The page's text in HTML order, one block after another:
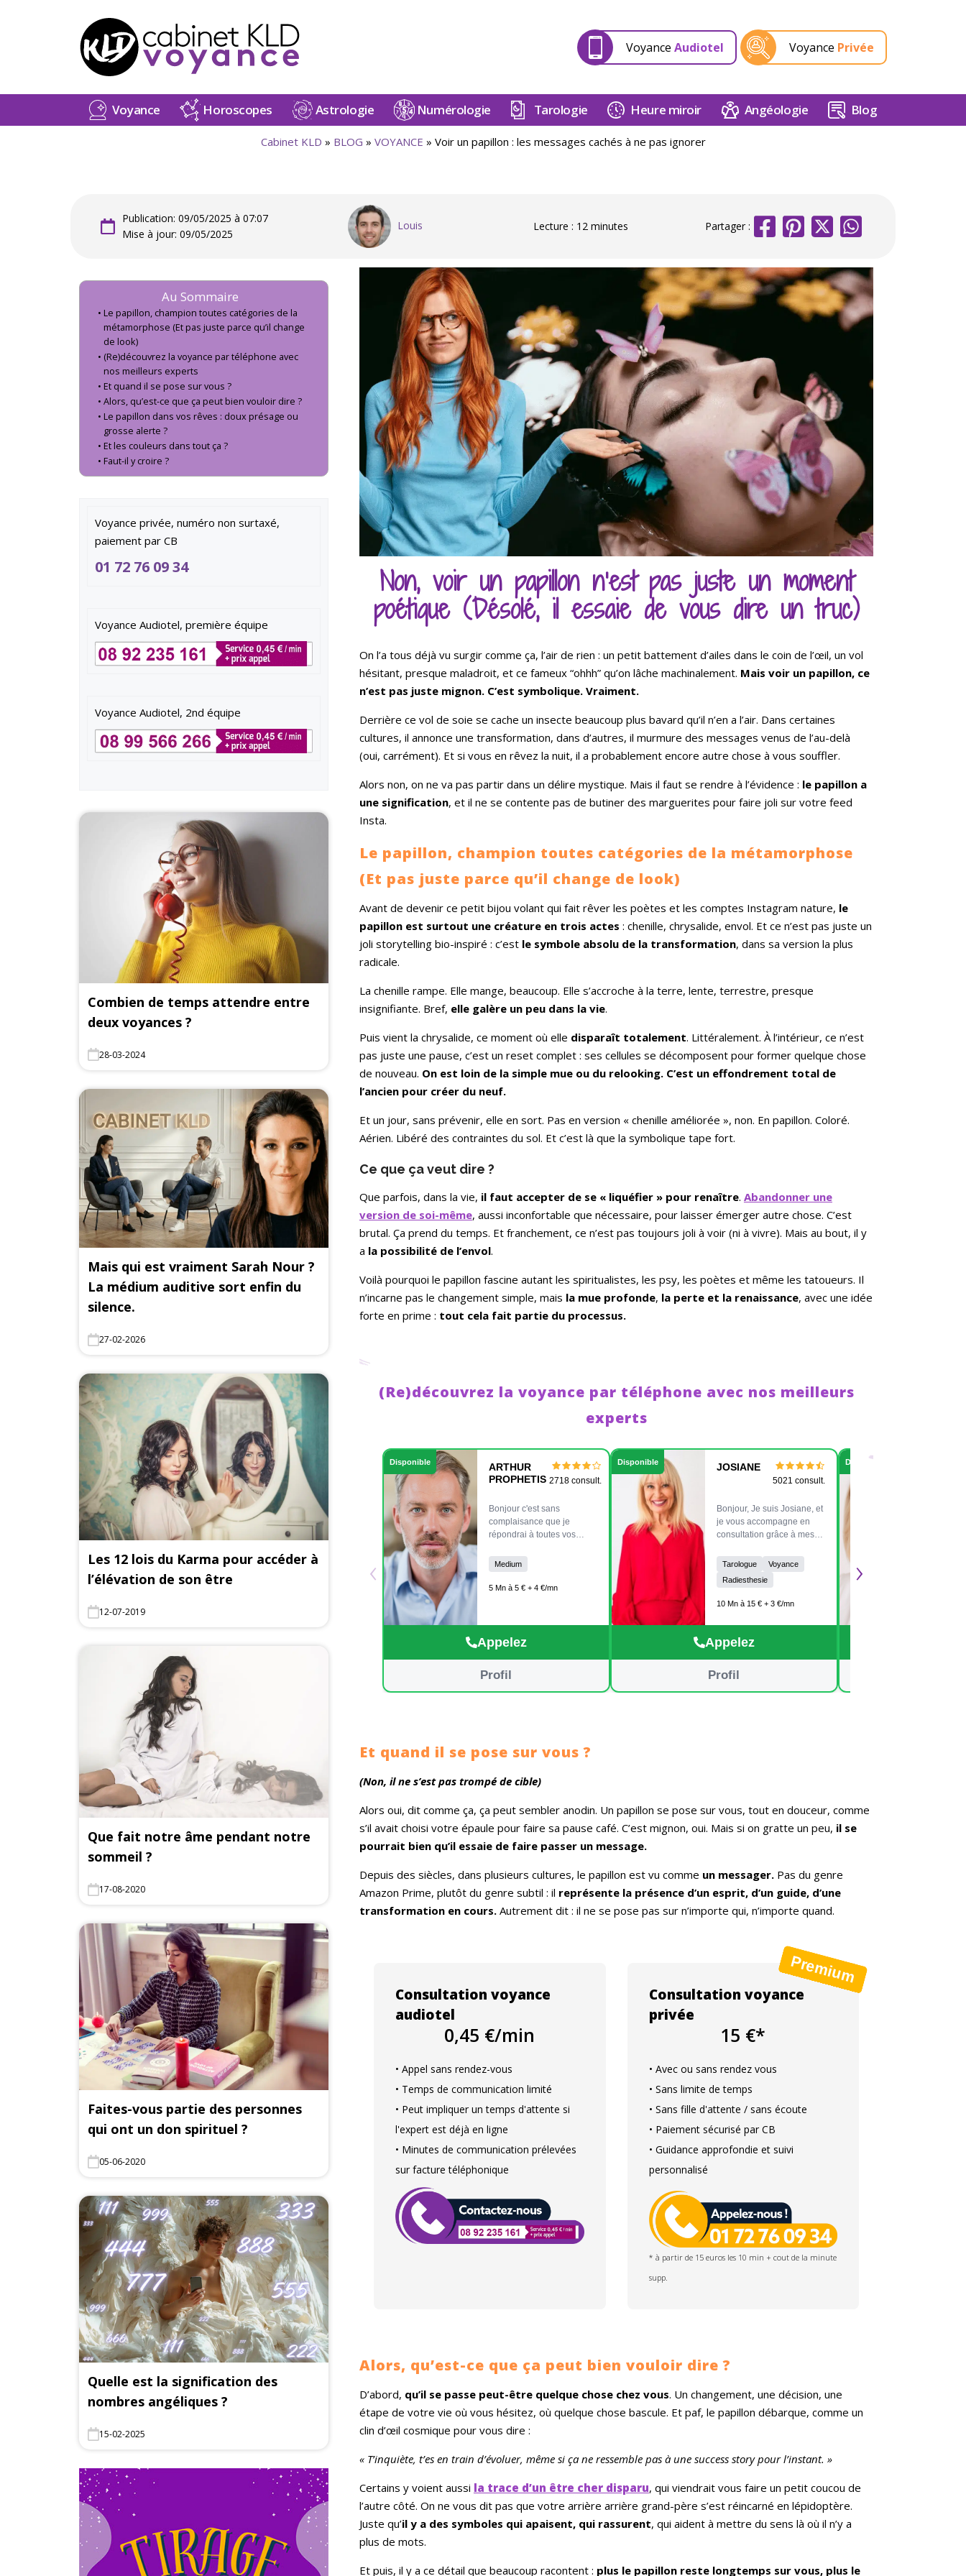
Voyance Audiotel Voyance Privée
Voyance Horoscopes Astrologie Numérologie Tarologie Heure miroir Angéologie Blog
Cabinet KLD » BLOG » VOYANCE » Voir un papillon : les messages cachés à ne pas ignorer
Publication: 09/05/2025 à 07:07
Mise à jour: 09/05/2025
Louis Lecture : 12 minutes Partager :
Au Sommaire
Le papillon, champion toutes catégories de la
métamorphose (Et pas juste parce qu’il change
de look)
(Re)découvrez la voyance par téléphone avec
nos meilleurs experts
Et quand il se pose sur vous ?
Alors, qu’est-ce que ça peut bien vouloir dire ?
Le papillon dans vos rêves : doux présage ou
grosse alerte ?
Et les couleurs dans tout ça ?
Faut-il y croire ?
Voyance privée, numéro non surtaxé,
paiement par CB
01 72 76 09 34
Voyance Audiotel, première équipe
Voyance Audiotel, 2nd équipe
Combien de temps attendre entre
deux voyances ?
28-03-2024
Mais qui est vraiment Sarah Nour ?
La médium auditive sort enfin du
silence.
27-02-2026
Les 12 lois du Karma pour accéder à
l’élévation de son être
12-07-2019
Que fait notre âme pendant notre
sommeil ?
17-08-2020
Faites-vous partie des personnes
qui ont un don spirituel ?
05-06-2020
Quelle est la signification des
nombres angéliques ?
15-02-2025
Non, voir un papillon n’est pas juste un moment
poétique (Désolé, il essaie de vous dire un truc)
On l’a tous déjà vu surgir comme ça, l’air de rien : un petit battement d’ailes dans le coin de l’œil, un vol
hésitant, presque maladroit, et ce fameux “ohhh” qu’on lâche machinalement. Mais voir un papillon, ce
n’est pas juste mignon. C’est symbolique. Vraiment.
Derrière ce vol de soie se cache un insecte beaucoup plus bavard qu’il n’en a l’air. Dans certaines
cultures, il annonce une transformation, dans d’autres, il murmure des messages venus de l’au-delà
(oui, carrément). Et si vous en rêvez la nuit, il a probablement encore autre chose à vous souffler.
Alors non, on ne va pas partir dans un délire mystique. Mais il faut se rendre à l’évidence : le papillon a
une signification, et il ne se contente pas de butiner des marguerites pour faire joli sur votre feed
Insta.
Le papillon, champion toutes catégories de la métamorphose
(Et pas juste parce qu’il change de look)
Avant de devenir ce petit bijou volant qui fait rêver les poètes et les comptes Instagram nature, le
papillon est surtout une créature en trois actes : chenille, chrysalide, envol. Et ce n’est pas juste un
joli storytelling bio-inspiré : c’est le symbole absolu de la transformation, dans sa version la plus
radicale.
La chenille rampe. Elle mange, beaucoup. Elle s’accroche à la terre, lente, terrestre, presque
insignifiante. Bref, elle galère un peu dans la vie.
Puis vient la chrysalide, ce moment où elle disparaît totalement. Littéralement. À l’intérieur, ce n’est
pas juste une pause, c’est un reset complet : ses cellules se décomposent pour former quelque chose
de nouveau. On est loin de la simple mue ou du relooking. C’est un effondrement total de
l’ancien pour créer du neuf.
Et un jour, sans prévenir, elle en sort. Pas en version « chenille améliorée », non. En papillon. Coloré.
Aérien. Libéré des contraintes du sol. Et c’est là que la symbolique tape fort.
Ce que ça veut dire ?
Que parfois, dans la vie, il faut accepter de se « liquéfier » pour renaître. Abandonner une
version de soi-même, aussi inconfortable que nécessaire, pour laisser émerger autre chose. C’est
brutal. Ça prend du temps. Et franchement, ce n’est pas toujours joli à voir (ni à vivre). Mais au bout, il y
a la possibilité de l’envol.
Voilà pourquoi le papillon fascine autant les spiritualistes, les psy, les poètes et même les tatoueurs. Il
n’incarne pas le changement simple, mais la mue profonde, la perte et la renaissance, avec une idée
forte en prime : tout cela fait partie du processus.
(Re)découvrez la voyance par téléphone avec nos meilleurs
experts
‹
Disponible
ARTHUR
PROPHETIS 2718 consult.
Bonjour c'est sans
complaisance que je
répondrai à toutes vos
tabou. je suis médium pur,
je n'ai besoin que de votre
voix, de votre prénom et de
tout de suite.
Medium
5 Mn à 5 € + 4 €/mn
Appelez
Profil
Disponible JOSIANE
5021 consult.
Bonjour, Je suis Josiane, et
je vous accompagne en
consultation grâce à mes
expertise en Reiki, dont je
suis Maître. À très bientôt
pour une séance
enrichissante et lumineuse
Tarologue
Voyance
Radiesthesie
10 Mn à 15 € + 3 €/mn
Appelez
Profil
Disponible
›
Et quand il se pose sur vous ?
(Non, il ne s’est pas trompé de cible)
Alors oui, dit comme ça, ça peut sembler anodin. Un papillon se pose sur vous, tout en douceur, comme
s’il avait choisi votre épaule pour faire sa pause café. C’est mignon, oui. Mais si on gratte un peu, il se
pourrait bien qu’il essaie de faire passer un message.
Depuis des siècles, dans plusieurs cultures, le papillon est vu comme un messager.Pas du genre
Amazon Prime, plutôt du genre subtil : il représente la présence d’un esprit, d’un guide, d’une
transformation en cours.Autrement dit : il ne se pose pas sur n’importe qui, n’importe quand.
Consultation voyance
audiotel
0,45 €/min
• Appel sans rendez-vous
• Temps de communication limité
• Peut impliquer un temps d'attente si
l'expert est déjà en ligne
• Minutes de communication prélevées
sur facture téléphonique
Consultation voyance
privée
15 €*
• Avec ou sans rendez vous
• Sans limite de temps
• Sans fille d'attente / sans écoute
• Paiement sécurisé par CB
• Guidance approfondie et suivi
personnalisé
* à partir de 15 euros les 10 min + cout de la minute
supp.
Alors, qu’est-ce que ça peut bien vouloir dire ?
D’abord, qu’il se passe peut-être quelque chose chez vous. Un changement, une décision, une
étape de votre vie où vous hésitez, où quelque chose bascule. Et paf, le papillon débarque, comme un
clin d’œil cosmique pour vous dire :
« T’inquiète, t’es en train d’évoluer, même si ça ne ressemble pas à une success story pour l’instant. »
Certains y voient aussi la trace d’un être cher disparu, qui viendrait vous faire un petit coucou de
l’autre côté. On ne vous dit pas que votre arrière arrière grand-père s’est réincarné en lépidoptère.
Juste qu’il y a des symboles qui apaisent, qui rassurent, qui aident à mettre du sens là où il n’y a
plus de mots.
Et puis, il y a ce détail que beaucoup racontent : plus le papillon reste longtemps sur vous, plus le